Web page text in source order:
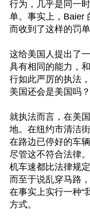
行为，几乎是同一
单。事实上，Baier
而收到了这样的罚单
这给美国人提出了
具有相同的能力，
行如此严厉的执法
美国还会是美国吗？
就执法而言，在美
地。在纽约市清洁
在路边已停好的车
尽管这不符合法律
机车速都比法律规
而至于说乱穿马路
在事实上实行一种“
方式。